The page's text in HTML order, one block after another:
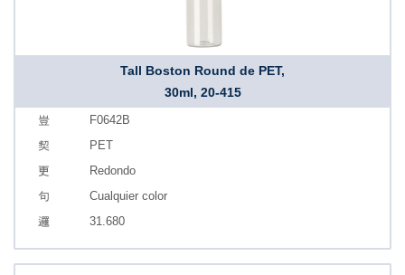
Tall Boston Round de PET,
30ml, 20-415
F0642B
PET
Redondo
Cualquier color
31.680